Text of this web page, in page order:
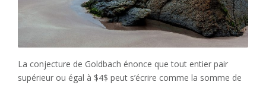
La conjecture de Goldbach énonce que tout entier pair
supérieur ou égal à $4$ peut s’écrire comme la somme de